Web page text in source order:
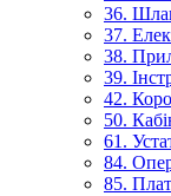
36.
37.
38.
39.
42.
50.
61.
84.
85.